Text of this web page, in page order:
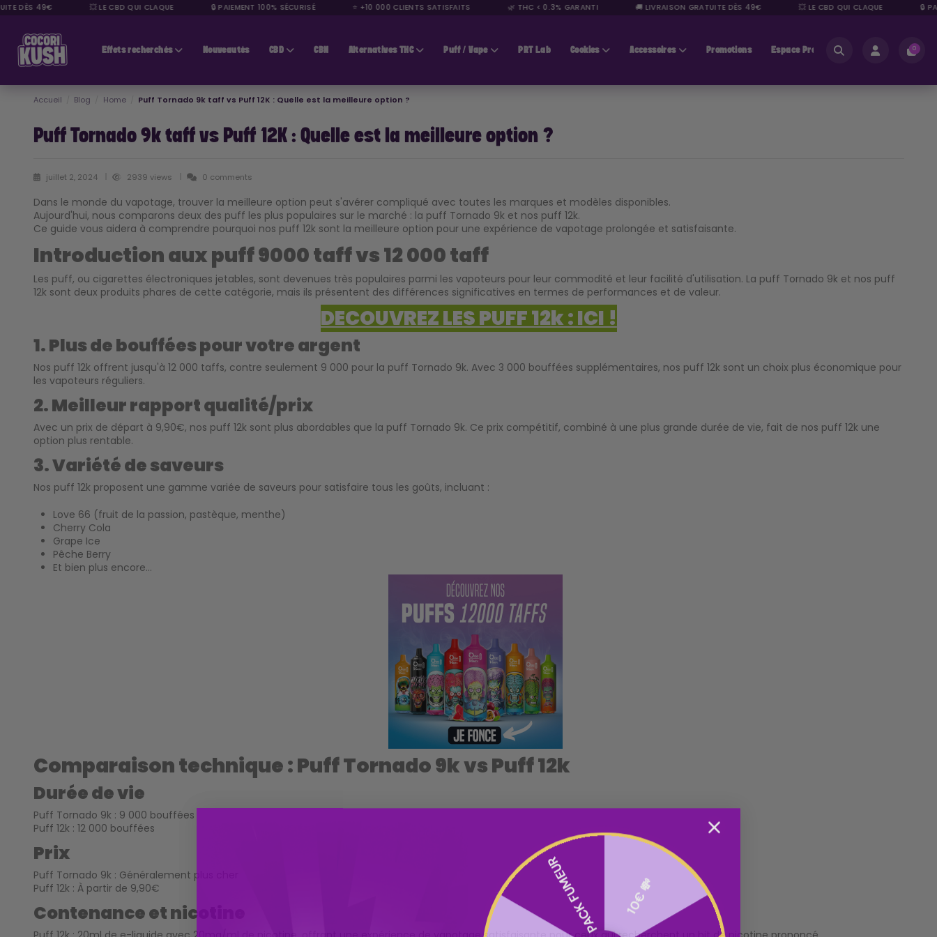
DÈS 49€ 💥 LE CBD QUI CLAQUE 🔒 PAIEMENT 100% SÉCURISÉ ⭐ +10 000 CLIENTS SATISFAITS 🌿 THC < 0.3% GARANTI 🚚 LIVRAISON GRATUITE DÈS 49€ 💥 LE CBD QUI CLAQUE 🔒
Effets recherchés Nouveautés CBD CBN Alternatives THC Puff / Vape PRT Lab Cookies Accessoires Promotions Espace Pros 0
Accueil Blog Home Puff Tornado 9k taff vs Puff 12K : Quelle est la meilleure option ?
Puff Tornado 9k taff vs Puff 12K : Quelle est la meilleure option ?
juillet 2, 2024 2939 views 0 comments
Dans le monde du vapotage, trouver la meilleure option peut s'avérer compliqué avec toutes les marques et modèles disponibles.
Aujourd'hui, nous comparons deux des puff les plus populaires sur le marché : la puff Tornado 9k et nos puff 12k.
Ce guide vous aidera à comprendre pourquoi nos puff 12k sont la meilleure option pour une expérience de vapotage prolongée et satisfaisante.
Introduction aux puff 9000 taff vs12 000 taff
Les puff, ou cigarettes électroniques jetables, sont devenues très populaires parmi les vapoteurs pour leur commodité et leur facilité d'utilisation. La puff Tornado 9k et nos puff
12k sont deux produits phares de cette catégorie, mais ils présentent des différences significatives en termes de performances et de valeur.
DECOUVREZ LES PUFF 12k : ICI !
1. Plus de bouffées pour votre argent
Nos puff 12k offrent jusqu'à 12 000 taffs, contre seulement 9 000 pour la puff Tornado 9k. Avec 3 000 bouffées supplémentaires, nos puff 12k sont un choix plus économique pour
les vapoteurs réguliers.
2. Meilleur rapport qualité/prix
Avec un prix de départ à 9,90€, nos puff 12k sont plus abordables que la puff Tornado 9k. Ce prix compétitif, combiné à une plus grande durée de vie, fait de nos puff 12k une
option plus rentable.
3. Variété de saveurs
Nos puff 12k proposent une gamme variée de saveurs pour satisfaire tous les goûts, incluant :
Love 66 (fruit de la passion, pastèque, menthe)
Cherry Cola
Grape Ice
Pêche Berry
Et bien plus encore...
Comparaison technique : Puff Tornado 9k vs Puff 12k
Durée de vie
Puff Tornado 9k : 9 000 bouffées
Puff 12k : 12 000 bouffées
Prix
Puff Tornado 9k : Généralement plus cher
Puff 12k : À partir de 9,90€
Contenance et nicotine
10€ 💸
PACK FUMEUR